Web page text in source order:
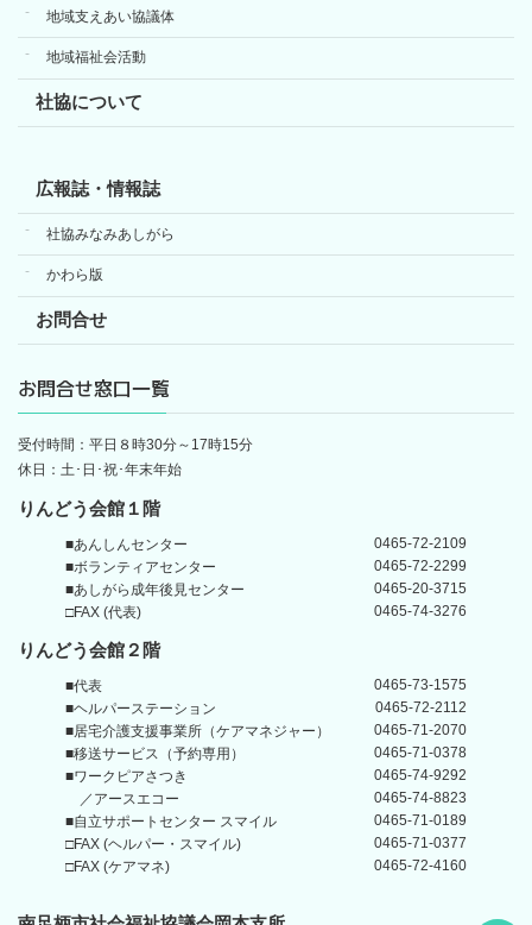
地域支えあい協議体
地域福祉会活動
社協について
広報誌・情報誌
社協みなみあしがら
かわら版
お問合せ
お問合せ窓口一覧
受付時間：平日８時30分～17時15分
休日：土･日･祝･年末年始
りんどう会館１階
■あんしんセンター
0465-72-2109
■ボランティアセンター
0465-72-2299
■あしがら成年後見センター
0465-20-3715
□FAX (代表)
0465-74-3276
りんどう会館 ２階
■代表
0465-73-1575
■ヘルパーステーション
0465-72-2112
■居宅介護支援事業所 （ケアマネジャー）
0465-71-2070
■移送サービス（予約専用）
0465-71-0378
■ワークピアさつき
0465-74-9292
／アースエコー
0465-74-8823
■自立サポートセンター スマイル
0465-71-0189
□FAX (ヘルパー・スマイル)
0465-71-0377
□FAX (ケアマネ)
0465-72-4160